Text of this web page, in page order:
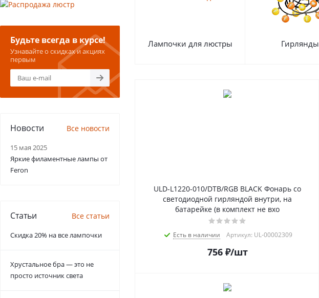
Лампочки для люстры Гирлянды
ULD-L1220-010/DTB/RGB BLACK Фонарь со
светодиодной гирляндой внутри, на
батарейке (в комплект не вхо
Есть в наличии Артикул: UL-00002309
756₽/шт
Будьте всегда в курсе!
Узнавайте о скидках и акциях
первым
Новости Все новости
15 мая 2025
Яркие филаментные лампы от
Feron
Статьи Все статьи
Скидка 20% на все лампочки
Хрустальное бра — это не
просто источник света